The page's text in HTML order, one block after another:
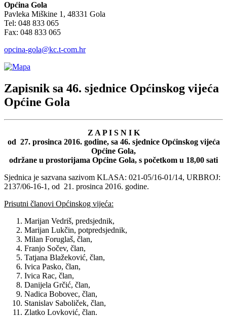
Općina Gola
Pavleka Miškine 1, 48331 Gola
Tel: 048 833 065
Fax: 048 833 065
opcina-gola@kc.t-com.hr
Zapisnik sa 46. sjednice Općinskog vijeća
Općine Gola
Z A P I S N I K
od 27. prosinca 2016. godine, sa 46. sjednice Općinskog vijeća
Općine Gola,
održane u prostorijama Općine Gola, s početkom u 18,00 sati
Sjednica je sazvana sazivom KLASA: 021-05/16-01/14, URBROJ:
2137/06-16-1, od 21. prosinca 2016. godine.
Prisutni članovi Općinskog vijeća:
Marijan Vedriš, predsjednik,
Marijan Lukčin, potpredsjednik,
Milan Foruglaš, član,
Franjo Sočev, član,
Tatjana Blažeković, član,
Ivica Pasko, član,
Ivica Rac, član,
Danijela Grčić, član,
Nadica Bobovec, član,
Stanislav Saboliček, član,
Zlatko Lovković, član.